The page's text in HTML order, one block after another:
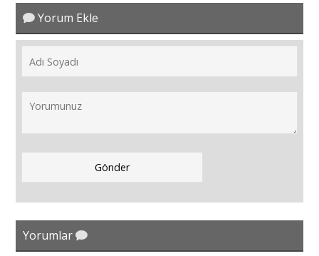
Yorum Ekle
Yorumlar